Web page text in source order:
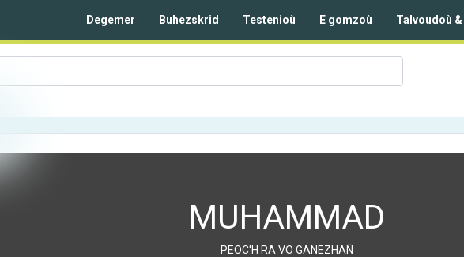
Degemer Buhezskrid Testenioù E gomzoù Talvoudoù
MUHAMMAD
PEOC'H RA VO GANEZHAÑ